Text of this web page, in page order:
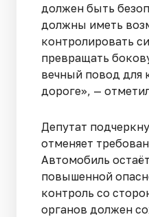
должен быть
должны иметь
контролировать
превращать
вечный повод для
дороге», —
Депутат
отменяет
Автомобиль
повышенной
контроль со
органов должен